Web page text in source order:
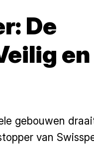
De
en
gebouwen
van